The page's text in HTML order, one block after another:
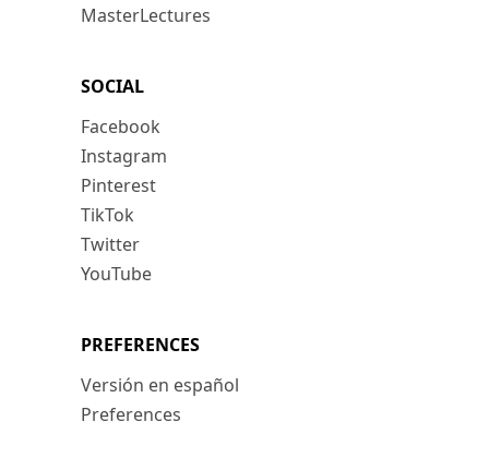
MasterLectures
SOCIAL
Facebook
Instagram
Pinterest
TikTok
Twitter
YouTube
PREFERENCES
Versión en español
Preferences